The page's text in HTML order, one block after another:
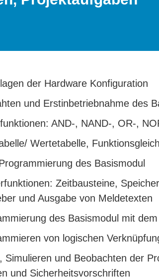
der Hardware Konfiguration
und Erstinbetriebnahme des
AND-, NAND-, OR-,
Wertetabelle,
des Basismodul
Zeitbausteine,
und Ausgabe von Meldetexten
des Basismodul mit
von logischen
Simulieren und Beobachten der
und Sicherheitsvorschriften